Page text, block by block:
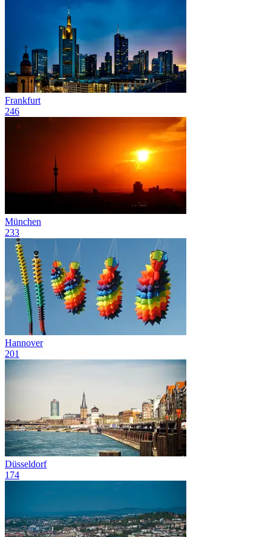
Frankfurt
246
München
233
Hannover
201
Düsseldorf
174